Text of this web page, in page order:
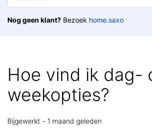
Nog geen klant? Bezoek home.saxo
Hoe vind ik dag-
weekopties?
Bijgewerkt 1 maand geleden